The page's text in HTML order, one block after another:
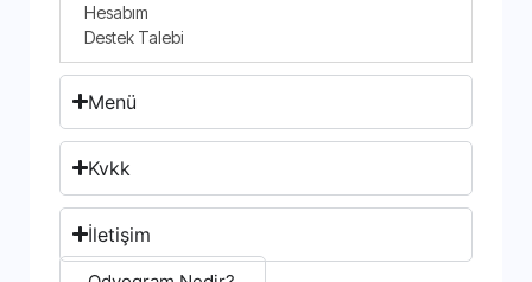
Hesabım
Destek Talebi
Menü
Kvkk
İletişim